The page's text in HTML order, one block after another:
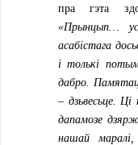
пра гэта
«Прынцып…
асабістага
і толькі
дабро.
– дзьвесьце. Ці
дапамозе
нашай